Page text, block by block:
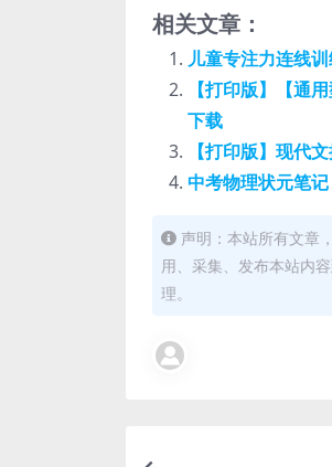
相关文章：
儿童专注力连线
【打印版】【通
下载
【打印版】现代
中考物理状元笔
声明：本站所有文章
用、采集、发布本站内
理。